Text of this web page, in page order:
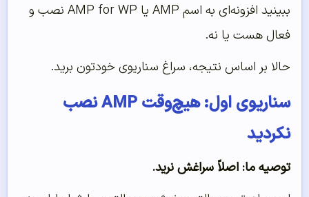
ببینید افزونه‌ای به اسم AMP یا AMP for WP نصب و
فعال هست یا نه.
حالا بر اساس نتیجه، سراغ سناریوی خودتون برید.
سناریوی اول: هیچ‌وقت AMP نصب
نکردید
توصیه ما: اصلاً سراغش نرید.